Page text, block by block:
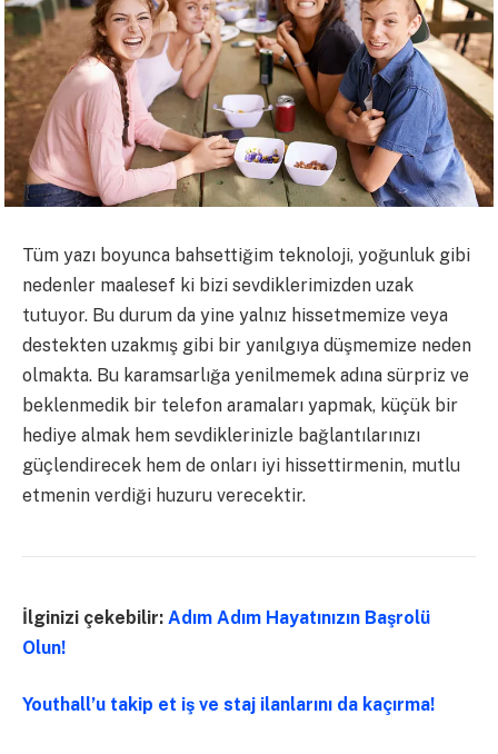
Tüm yazı boyunca bahsettiğim teknoloji, yoğunluk gibi
nedenler maalesef ki bizi sevdiklerimizden uzak
tutuyor. Bu durum da yine yalnız hissetmemize veya
destekten uzakmış gibi bir yanılgıya düşmemize neden
olmakta. Bu karamsarlığa yenilmemek adına sürpriz ve
beklenmedik bir telefon aramaları yapmak, küçük bir
hediye almak hem sevdiklerinizle bağlantılarınızı
güçlendirecek hem de onları iyi hissettirmenin, mutlu
etmenin verdiği huzuru verecektir.
İlginizi çekebilir: Adım Adım Hayatınızın Başrolü
Olun!
Youthall’u takip et iş ve staj ilanlarını da kaçırma!